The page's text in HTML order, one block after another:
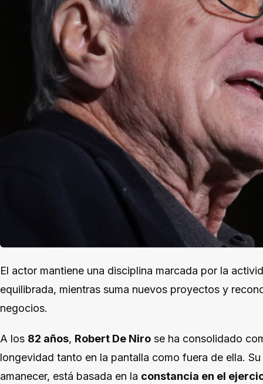
El actor mantiene una disciplina marcada por la
equilibrada, mientras suma nuevos proyectos y
negocios.
A los 82 años, Robert De Niro se ha consolidado
longevidad tanto en la pantalla como fuera de ella.
amanecer, está basada en la constancia en el